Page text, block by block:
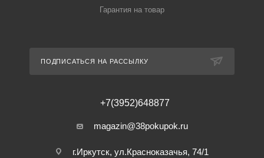
Гарантия на товар
ПОДПИСАТЬСЯ НА РАССЫЛКУ
+7(3952)648877
magazin@38pokupok.ru
г.Иркутск, ул.Красноказачья, 74/1